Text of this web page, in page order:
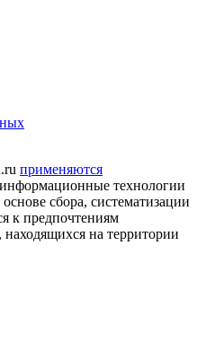
применяются
технологии
сбора, систематизации
к предпочтениям
находящихся на территории